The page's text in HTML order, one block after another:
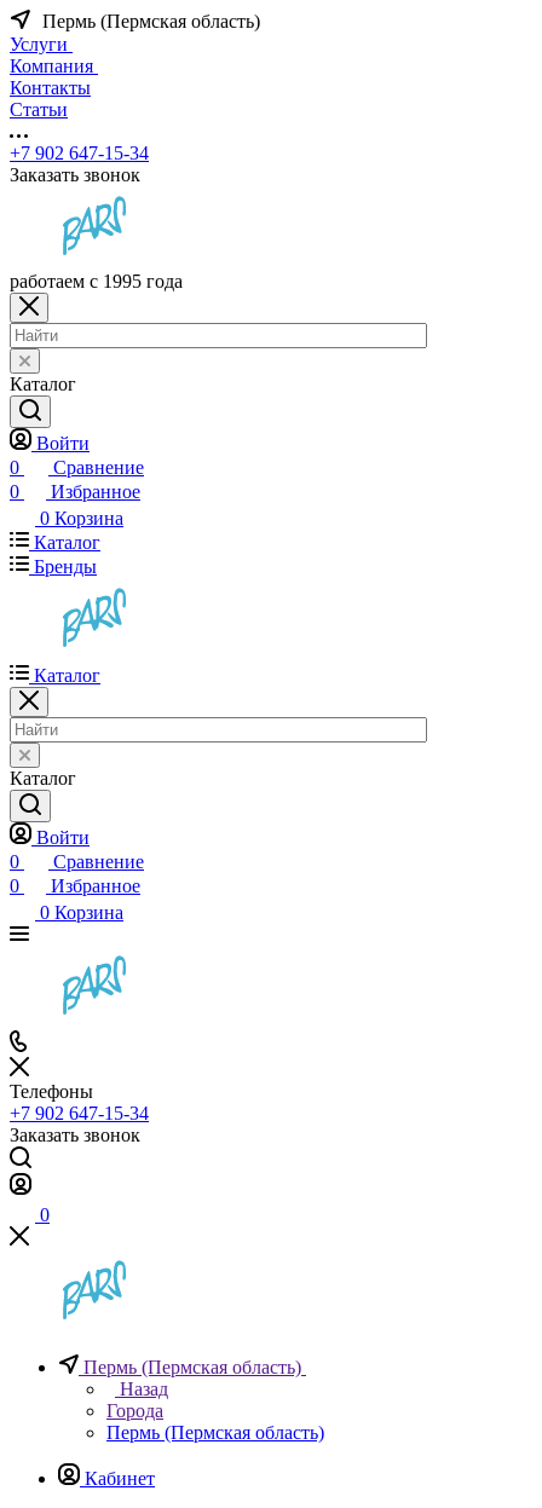
Пермь (Пермская область)
Услуги
Компания
Контакты
Статьи
+7 902 647-15-34
Заказать звонок
работаем с 1995 года
Каталог
Войти
0
Сравнение
0
Избранное
0 Корзина
Каталог
Бренды
Каталог
Каталог
Войти
0
Сравнение
0
Избранное
0 Корзина
Телефоны
+7 902 647-15-34
Заказать звонок
0
Пермь (Пермская область)
Назад
Города
Пермь (Пермская область)
Кабинет